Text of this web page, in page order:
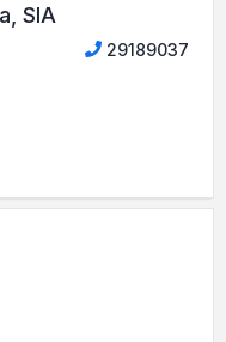
SIA
29189037